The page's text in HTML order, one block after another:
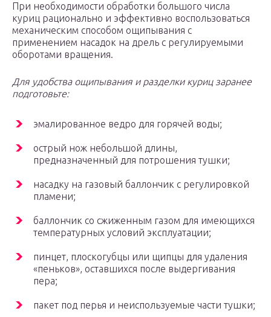
При необходимости обработки большого числа
куриц рационально и эффективно воспользоваться
механическим способом ощипывания с
применением насадок на дрель с регулируемыми
оборотами вращения.
Для удобства ощипывания и разделки куриц заранее
подготовьте:
эмалированное ведро для горячей воды;
острый нож небольшой длины,
предназначенный для потрошения тушки;
насадку на газовый баллончик с регулировкой
пламени;
баллончик со сжиженным газом для имеющихся
температурных условий эксплуатации;
пинцет, плоскогубцы или щипцы для удаления
«пеньков», оставшихся после выдергивания
пера;
пакет под перья и неиспользуемые части тушки;